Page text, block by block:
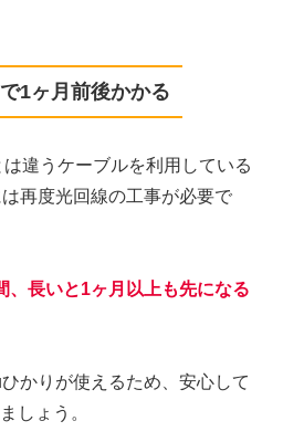
1ヶ月前後かかる
は違うケーブルを利用している
再度光回線の工事が必要で
、長いと1ヶ月以上も先になる
かりが使えるため、安心して
しょう。